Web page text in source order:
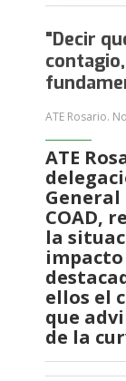
"Decir
ATE Rosario.
ATE
General
COAD,
la
impacto
ellos el
que
de la